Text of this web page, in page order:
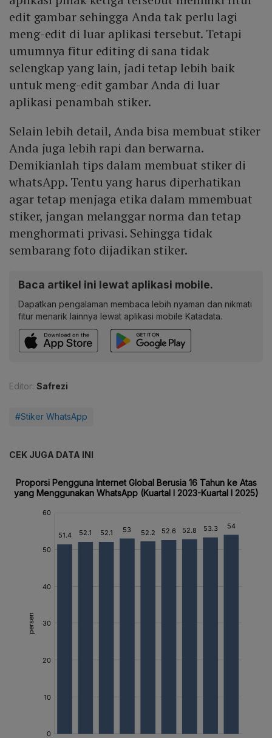
edit gambar sehingga Anda tak perlu lagi
meng-edit di luar aplikasi tersebut. Tetapi
umumnya fitur editing di sana tidak
selengkap yang lain, jadi tetap lebih baik
untuk meng-edit gambar Anda di luar
aplikasi penambah stiker.
Selain lebih detail, Anda bisa membuat stiker
Anda juga lebih rapi dan berwarna.
Demikianlah tips dalam membuat stiker di
whatsApp. Tentu yang harus diperhatikan
agar tetap menjaga etika dalam mmembuat
stiker, jangan melanggar norma dan tetap
menghormati privasi. Sehingga tidak
sembarang foto dijadikan stiker.
Baca artikel ini lewat aplikasi mobile.
Dapatkan pengalaman membaca lebih nyaman dan nikmati
fitur menarik lainnya lewat aplikasi mobile Katadata.
Editor: Safrezi
#Stiker WhatsApp
CEK JUGA DATA INI